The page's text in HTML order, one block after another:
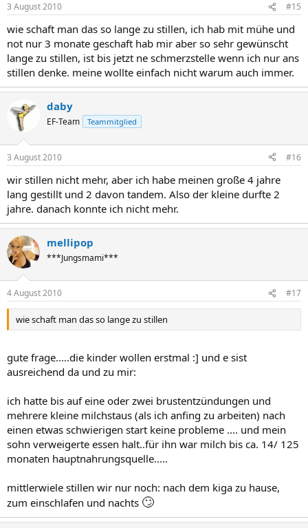
3 August 2010 #15
wie schaft man das so lange zu stillen, ich hab mit mühe und
not nur 3 monate geschaft hab mir aber so sehr gewünscht
lange zu stillen, ist bis jetzt ne schmerzstelle wenn ich nur ans
stillen denke. meine wollte einfach nicht warum auch immer.
daby
EF-Team Teammitglied
3 August 2010 #16
wir stillen nicht mehr, aber ich habe meinen große 4 jahre
lang gestillt und 2 davon tandem. Also der kleine durfte 2
jahre. danach konnte ich nicht mehr.
mellipop
***Jungsmami***
4 August 2010 #17
wie schaft man das so lange zu stillen
gute frage.....die kinder wollen erstmal :] und e sist
ausreichend da und zu mir:
ich hatte bis auf eine oder zwei brustentzündungen und
mehrere kleine milchstaus (als ich anfing zu arbeiten) nach
einen etwas schwierigen start keine probleme .... und mein
sohn verweigerte essen halt..für ihn war milch bis ca. 14/ 125
monaten hauptnahrungsquelle.....
mittlerwiele stillen wir nur noch: nach dem kiga zu hause,
zum einschlafen und nachts 🙄